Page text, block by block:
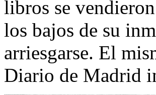
libros se
los bajos de su
arriesgarse. El
Diario de Madrid